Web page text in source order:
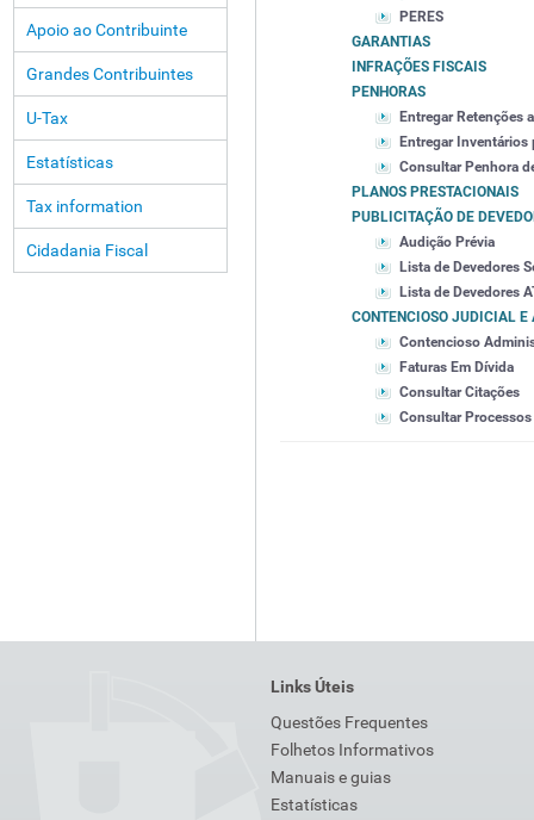
Apoio ao Contribuinte
Grandes Contribuintes
U-Tax
Estatísticas
Tax information
Cidadania Fiscal
PERES
GARANTIAS
INFRAÇÕES FISCAIS
PENHORAS
Entregar Retenções
Entregar Inventários
Consultar Penhora
PLANOS PRESTACIONAIS
PUBLICITAÇÃO DE
Audição Prévia
Lista de Devedores
Lista de Devedores
CONTENCIOSO JUDICIAL
Contencioso
Faturas Em Dívida
Consultar Citações
Consultar
Links Úteis
Questões Frequentes
Folhetos Informativos
Manuais e guias
Estatísticas